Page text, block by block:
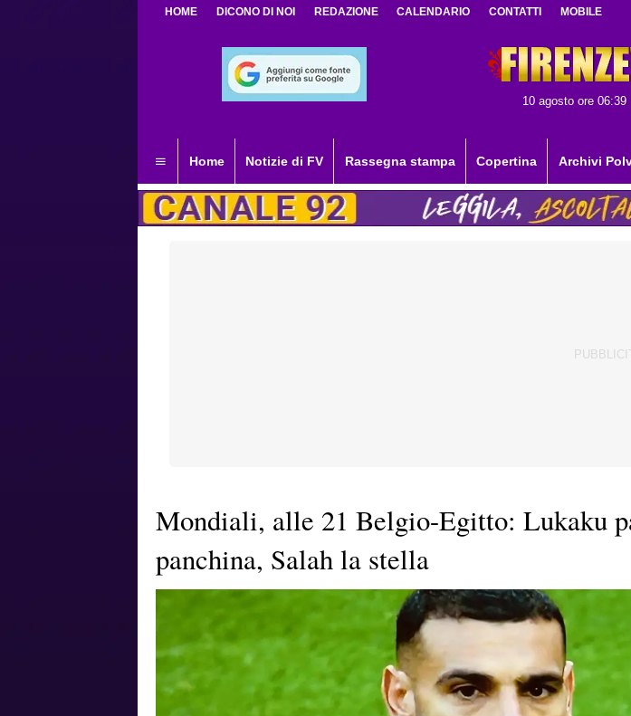
HOME DICONO DI NOI REDAZIONE CALENDARIO CONTATTI MOBILE
10 agosto ore 06:39
Home Notizie di FV Rassegna stampa Copertina Archivi
Mondiali, alle 21 Belgio-Egitto: Lukaku
panchina, Salah la stella